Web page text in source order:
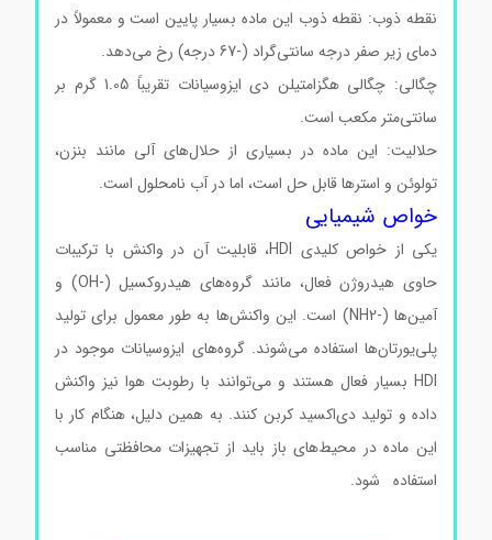
نقطه ذوب: نقطه ذوب این ماده بسیار پایین است و معمولاً در
دمای زیر صفر درجه سانتی‌گراد (-67 درجه) رخ می‌دهد.
چگالی: چگالی هگزامتیلن دی ایزوسیانات تقریباً 1.05 گرم بر
سانتی‌متر مکعب است.
حلالیت: این ماده در بسیاری از حلال‌های آلی مانند بنزن،
تولوئن و استرها قابل حل است، اما در آب نامحلول است.
خواص شیمیایی
یکی از خواص کلیدی HDI، قابلیت آن در واکنش با ترکیبات
حاوی هیدروژن فعال، مانند گروه‌های هیدروکسیل (-OH) و
آمین‌ها (-NH2) است. این واکنش‌ها به طور معمول برای تولید
پلی‌یورتان‌ها استفاده می‌شوند. گروه‌های ایزوسیانات موجود در
HDI بسیار فعال هستند و می‌توانند با رطوبت هوا نیز واکنش
داده و تولید دی‌اکسید کربن کنند. به همین دلیل، هنگام کار با
این ماده در محیط‌های باز باید از تجهیزات محافظتی مناسب
استفاده شود.هگزامتیلن دی ایزوسیانات هگزامتیلن دی